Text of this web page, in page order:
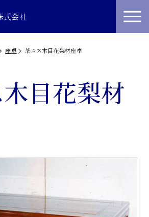
式会社
座卓 茶ニス木目花梨材座卓
目花梨材